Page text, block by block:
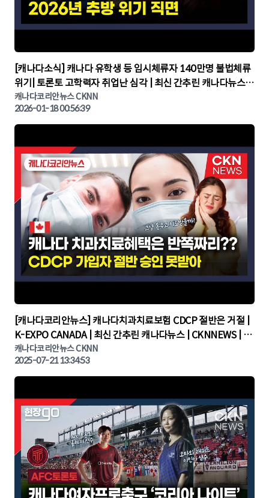
▶
[캐나다소식] 캐나다 유학생 등 임시체류자 140만명 불법체류
위기| 토론토 고학력자 취업난 심각 | 최신 간추린 캐나다뉴스 |
CKNNEWS, 캐나다코리안뉴스
캐나다코리안뉴스 CKNN
2026-01-18 00:56:39
▶
[캐나다코리안뉴스] 캐나다치과치료보험 CDCP 절반은 거절 |
K-EXPO CANADA | 최신 간추린 캐나다뉴스 | CKNNEWS | 캐
나다뉴스 | 토론토뉴스
캐나다코리안뉴스 CKNN
2025-07-21 13:34:53